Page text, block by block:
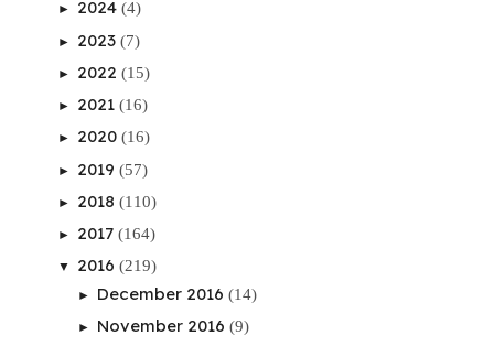
► 2024 (4)
► 2023 (7)
► 2022 (15)
► 2021 (16)
► 2020 (16)
► 2019 (57)
► 2018 (110)
► 2017 (164)
▼ 2016 (219)
► December 2016 (14)
► November 2016 (9)